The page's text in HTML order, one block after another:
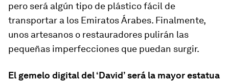
pero será algún tipo de plástico fácil de
transportar a los Emiratos Árabes. Finalmente,
unos artesanos o restauradores pulirán las
pequeñas imperfecciones que puedan surgir.
El gemelo digital del ‘David’ será la mayor estatua